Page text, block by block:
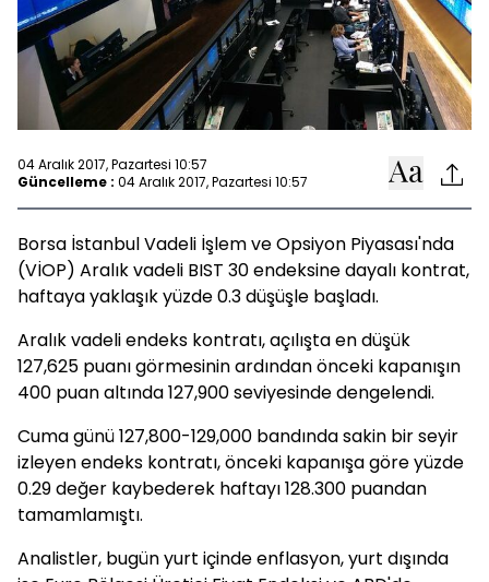
04 Aralık 2017, Pazartesi 10:57
Güncelleme : 04 Aralık 2017, Pazartesi 10:57
Borsa İstanbul Vadeli İşlem ve Opsiyon Piyasası'nda
(VİOP) Aralık vadeli BIST 30 endeksine dayalı kontrat,
haftaya yaklaşık yüzde 0.3 düşüşle başladı.
Aralık vadeli endeks kontratı, açılışta en düşük
127,625 puanı görmesinin ardından önceki kapanışın
400 puan altında 127,900 seviyesinde dengelendi.
Cuma günü 127,800-129,000 bandında sakin bir seyir
izleyen endeks kontratı, önceki kapanışa göre yüzde
0.29 değer kaybederek haftayı 128.300 puandan
tamamlamıştı.
Analistler, bugün yurt içinde enflasyon, yurt dışında